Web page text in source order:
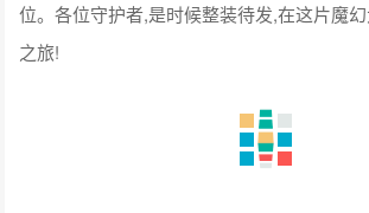
位。各位守护者,是时候整装待发,在这片魔
之旅!